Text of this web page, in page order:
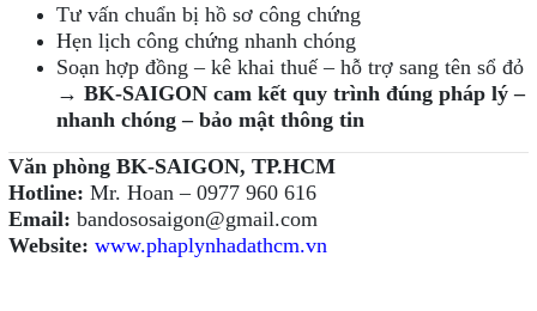
Tư vấn chuẩn bị hồ sơ công chứng
Hẹn lịch công chứng nhanh chóng
Soạn hợp đồng – kê khai thuế – hỗ trợ sang tên sổ đỏ
→ BK-SAIGON cam kết quy trình đúng pháp lý –
nhanh chóng – bảo mật thông tin
Văn phòng BK-SAIGON, TP.HCM
Hotline: Mr. Hoan – 0977 960 616
Email: bandososaigon@gmail.com
Website: www.phaplynhadathcm.vn